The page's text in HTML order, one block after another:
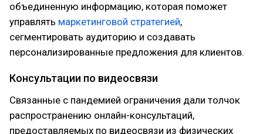
объединенную информацию, которая поможет
управлять маркетинговой стратегией,
сегментировать аудиторию и создавать
персонализированные предложения для клиентов.
Консультации по видеосвязи
Связанные с пандемией ограничения дали толчок
распространению онлайн-консультаций,
предоставляемых по видеосвязи из физических